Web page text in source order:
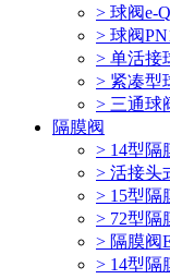
> 球阀e-
> 球阀
> 单活接
> 紧凑型
> 三通球
隔膜阀
> 14型隔
> 活接头
> 15型隔
> 72型隔
> 隔膜阀
> 14型隔